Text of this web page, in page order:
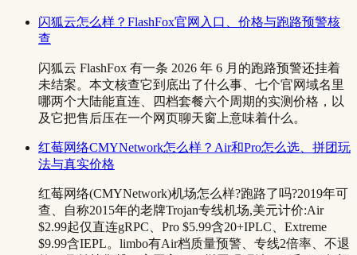
闪狐云怎么样？FlashFox官网入口、价格与跑路预警核
查
闪狐云 FlashFox 有一条 2026 年 6 月的跑路预警还挂着
未结案。本文核查它到底出了什么事、七个官网域名里
哪两个大陆能直连、四档套餐六个周期的实测价格，以
及它把售后压在一个网页聊天窗上意味着什么。
红莓网络CMYNetwork怎么样？Air和Pro怎么选、拼团玩
法与真实价格
红莓网络(CMYNetwork)机场怎么样?跑路了吗?2019年可
查、自称2015年的老牌Trojan专线机场,美元计价:Air
$2.99起仅直连gRPC、Pro $5.99含20+IPLC、Extreme
$9.99含IEPL。limbo有Air档质量预警、专线2倍率、不退